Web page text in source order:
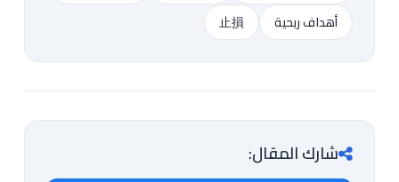
أهداف ربحية
止損
شارك المقال: